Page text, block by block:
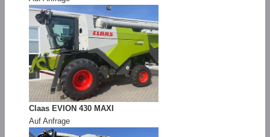
Claas EVION 430 MAXI
Auf Anfrage